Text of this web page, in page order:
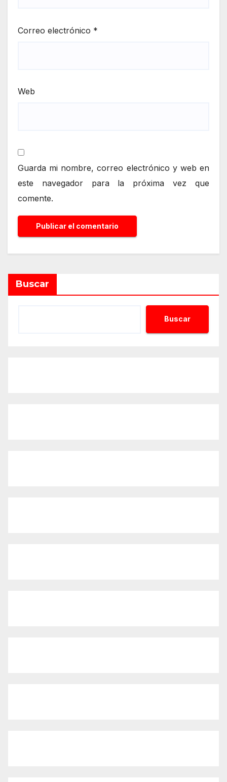
Correo electrónico *
Web
Guarda mi nombre, correo electrónico y web en
este navegador para la próxima vez que
comente.
Buscar
Buscar